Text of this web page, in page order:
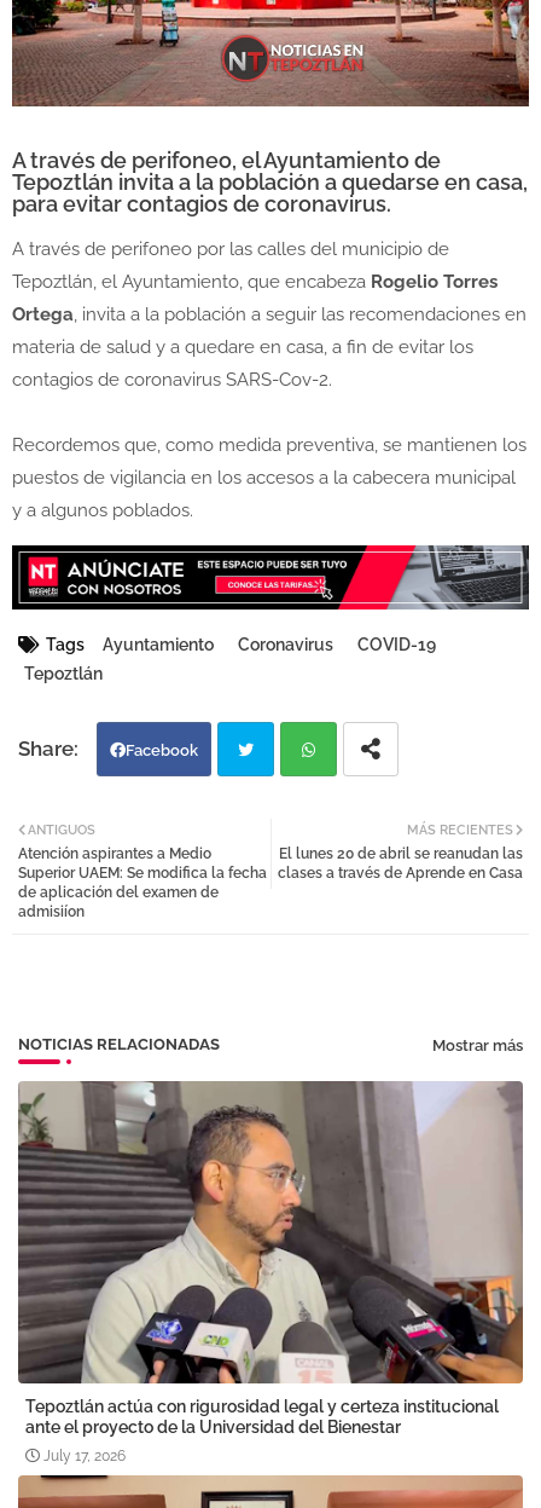
A través de perifoneo, el Ayuntamiento de
Tepoztlán invita a la población a quedarse en casa,
para evitar contagios de coronavirus.
A través de perifoneo por las calles del municipio de
Tepoztlán, el Ayuntamiento, que encabeza Rogelio Torres
Ortega, invita a la población a seguir las recomendaciones en
materia de salud y a quedare en casa, a fin de evitar los
contagios de coronavirus SARS-Cov-2.
Recordemos que, como medida preventiva, se mantienen los
puestos de vigilancia en los accesos a la cabecera municipal
y a algunos poblados.
Tags Ayuntamiento Coronavirus
COVID-19
Tepoztlán
Facebook
atsa
MÁS RECIENTES
El lunes 20 de abril se reanudan las
clases a través de Aprende en Casa
ANTIGUOS
Atención aspirantes a Medio
Superior UAEM: Se modifica la fecha
de aplicación del examen de
admisiíon
NOTICIAS RELACIONADAS Mostrar más
Tepoztlán actúa con rigurosidad legal y certeza institucional
ante el proyecto de la Universidad del Bienestar
July 17, 2026